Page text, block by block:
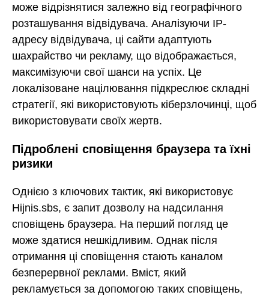
може відрізнятися залежно від географічного
розташування відвідувача. Аналізуючи IP-
адресу відвідувача, ці сайти адаптують
шахрайство чи рекламу, що відображається,
максимізуючи свої шанси на успіх. Це
локалізоване націлювання підкреслює складні
стратегії, які використовують кіберзлочинці, щоб
використовувати своїх жертв.
Підроблені сповіщення браузера та їхні
ризики
Однією з ключових тактик, які використовує
Hijnis.sbs, є запит дозволу на надсилання
сповіщень браузера. На перший погляд це
може здатися нешкідливим. Однак після
отримання ці сповіщення стають каналом
безперервної реклами. Вміст, який
рекламується за допомогою таких сповіщень,